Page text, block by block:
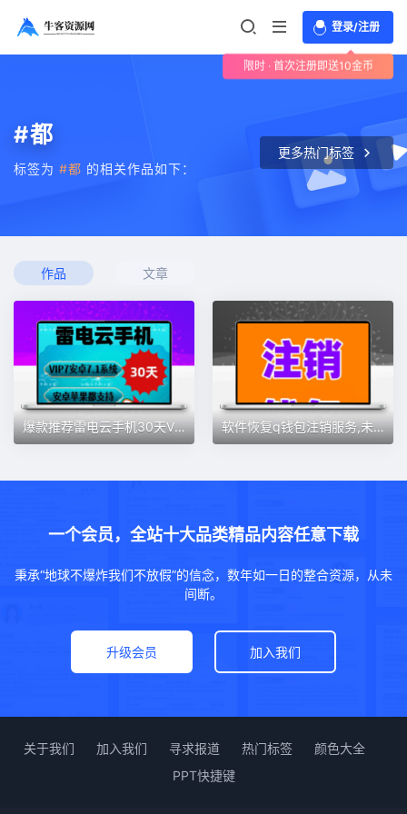
登录/注册
限时 · 首次注册即送10金币
#都
标签为 #都 的相关作品如下：
更多热门标签
作品 文章
爆款推荐雷电云手机30天VIP7支持无限24小时挂机,安卓水果都支持 软件恢复q钱包注销服务,未满15天实名都可强改注销钱包服务
一个会员，全站十大品类精品内容任意下载
秉承“地球不爆炸我们不放假”的信念，数年如一日的整合资源，从未
间断。
升级会员 加入我们
关于我们 加入我们 寻求报道 热门标签
颜色大全
PPT快捷键